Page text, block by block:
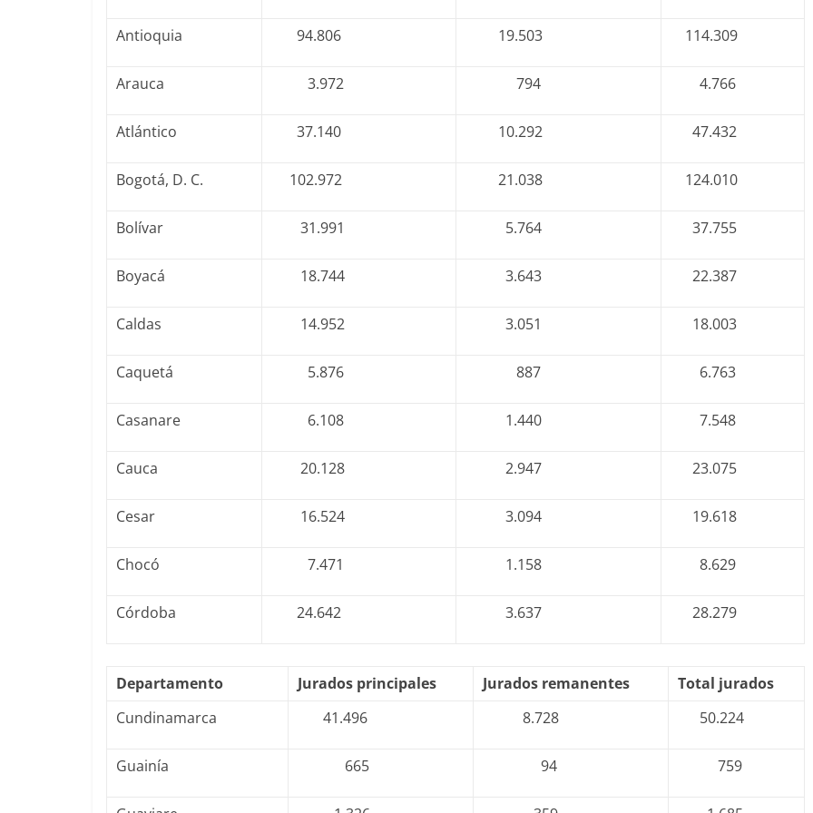
Antioquia 94.806 19.503 114.309
Arauca 3.972 794 4.766
Atlántico 37.140 10.292 47.432
Bogotá, D. C. 102.972 21.038 124.010
Bolívar 31.991 5.764 37.755
Boyacá 18.744 3.643 22.387
Caldas 14.952 3.051 18.003
Caquetá 5.876 887 6.763
Casanare 6.108 1.440 7.548
Cauca 20.128 2.947 23.075
Cesar 16.524 3.094 19.618
Chocó 7.471 1.158 8.629
Córdoba 24.642 3.637 28.279
Departamento Jurados principales Jurados remanentes
Total jurados
Cundinamarca
41.496 8.728 50.224
Guainía 665 94 759